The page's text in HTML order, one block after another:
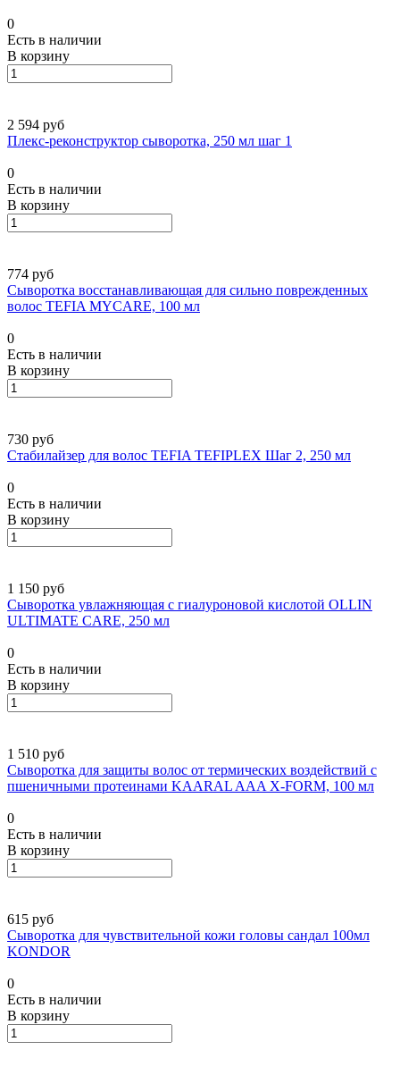
0
Есть в наличии
В корзину
2 594 руб
Плекс-реконструктор сыворотка, 250 мл шаг 1
0
Есть в наличии
В корзину
774 руб
Сыворотка восстанавливающая для сильно поврежденных
волос TEFIA MYCARE, 100 мл
0
Есть в наличии
В корзину
730 руб
Стабилайзер для волос TEFIA TEFIPLEX Шаг 2, 250 мл
0
Есть в наличии
В корзину
1 150 руб
Сыворотка увлажняющая с гиалуроновой кислотой OLLIN
ULTIMATE CARE, 250 мл
0
Есть в наличии
В корзину
1 510 руб
Сыворотка для защиты волос от термических воздействий с
пшеничными протеинами KAARAL AAA X-FORM, 100 мл
0
Есть в наличии
В корзину
615 руб
Сыворотка для чувствительной кожи головы сандал 100мл
KONDOR
0
Есть в наличии
В корзину